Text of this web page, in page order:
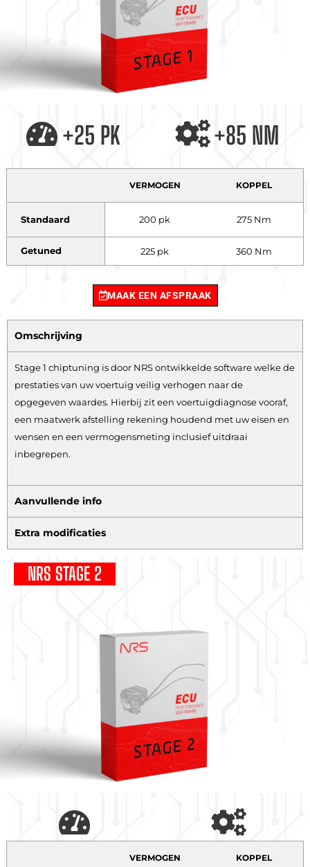
+25 PK +85 NM
VERMOGEN KOPPEL
Standaard 200 pk 275 Nm
Getuned 225 pk 360 Nm
MAAK EEN AFSPRAAK
Omschrijving
Stage 1 chiptuning is door NRS ontwikkelde software welke de
prestaties van uw voertuig veilig verhogen naar de
opgegeven waardes. Hierbij zit een voertuigdiagnose vooraf,
een maatwerk afstelling rekening houdend met uw eisen en
wensen en een vermogensmeting inclusief uitdraai
inbegrepen.
Aanvullende info
Extra modificaties
NRS STAGE 2
VERMOGEN KOPPEL